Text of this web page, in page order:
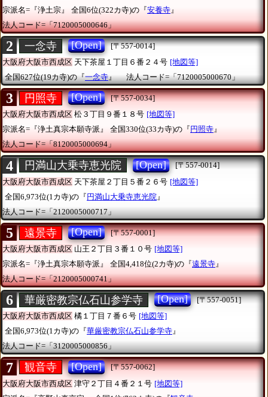
宗派名=『浄土宗』
全国6位(322カ寺)の『安養寺 』
法人コード=「7120005000646」
2 一念寺 [Open]
[〒557-0014]
大阪府大阪市西成区 天下茶屋１丁目６番２４号 [地図等]
全国627位(19カ寺)の『一念寺』 法人コード=「7120005000670」
3 円照寺 [Open]
[〒557-0034]
大阪府大阪市西成区 松３丁目９番１８号 [地図等]
宗派名=『浄土真宗本願寺派』
全国330位(33カ寺)の『 円照寺』
法人コード=「8120005000694」
4 円満山大乗寺恵光院 [Open]
[〒557-0014]
大阪府大阪市西成区 天下茶屋２丁目５番２６号 [地図等]
全国6,973位(1カ寺)の『円満山大乗寺恵光院 』
法人コード=「2120005000717」
5 遠景寺 [Open]
[〒557-0001]
大阪府大阪市西成区 山王２丁目３番１０号 [地図等]
宗派名=『浄土真宗本願寺派』
全国4,418位(2カ寺)の『遠景寺』
法人コード=「2120005000741」
6 華厳密教宗仏石山参学寺 [Open]
[〒557-0051]
大阪府大阪市西成区 橘１丁目７番６号 [地図等]
全国6,973位(1カ寺)の『華厳密教宗仏石山参学寺』
法人コード=「3120005000856」
7 観音寺 [Open]
[〒557-0062]
大阪府大阪市西成区 津守２丁目４番２１号 [地図等]